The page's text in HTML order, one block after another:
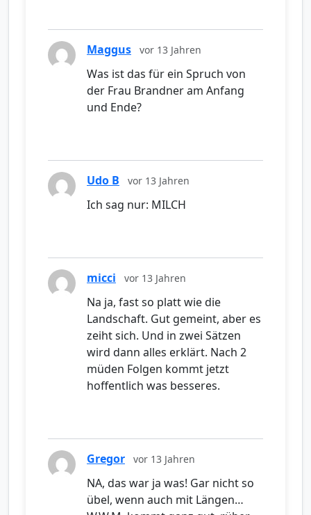
Maggus vor 13 Jahren
Was ist das für ein Spruch von
der Frau Brandner am Anfang
und Ende?
Udo B vor 13 Jahren
Ich sag nur: MILCH
micci vor 13 Jahren
Na ja, fast so platt wie die
Landschaft. Gut gemeint, aber es
zeiht sich. Und in zwei Sätzen
wird dann alles erklärt. Nach 2
müden Folgen kommt jetzt
hoffentlich was besseres.
Gregor vor 13 Jahren
NA, das war ja was! Gar nicht so
übel, wenn auch mit Längen…